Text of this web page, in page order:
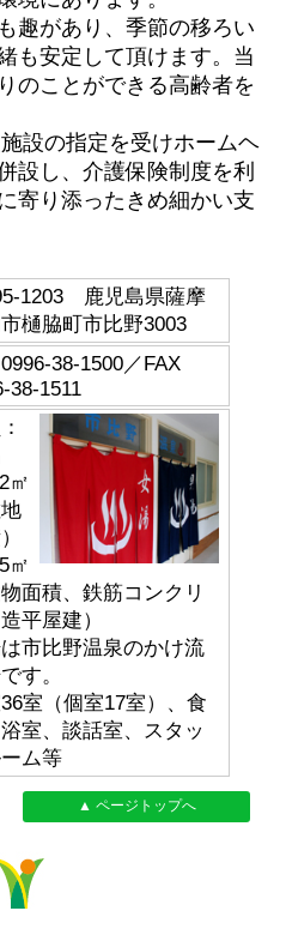
趣があり、季節の移ろい
も安定して頂けます。当
のことができる高齢者を
設の指定を受けホームヘ
設し、介護保険制度を利
寄り添ったきめ細かい支
1203 鹿児島県薩摩
樋脇町市比野3003
38-1500／FAX
38-1511
㎡
地
㎡
物面積、鉄筋コンクリ
平屋建）
市比野温泉のかけ流
す。
室（個室17室）、食
室、談話室、スタッ
ム等
▲ ページトップへ